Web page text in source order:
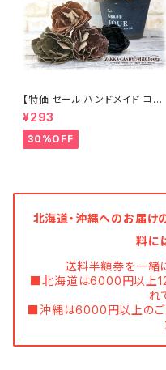
【特価 セール ハンドメイド コサ
ージュにもレザー風フェイクフラ
ワー】ピオニーピック
¥293
30%OFF
北海道・沖縄へのお届
料に
送料半額券を一緒
■北海道は6000円以上
れ
■沖縄は6000円以上のご